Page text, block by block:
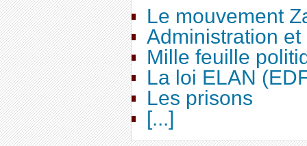
Le mouvement
Administration
Mille feuille
La loi ELAN
Les prisons
[...]